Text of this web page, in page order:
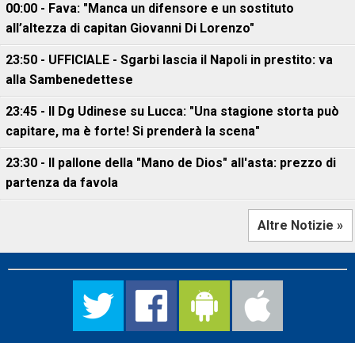
00:00 - Fava: "Manca un difensore e un sostituto
all’altezza di capitan Giovanni Di Lorenzo"
23:50 - UFFICIALE - Sgarbi lascia il Napoli in prestito: va
alla Sambenedettese
23:45 - Il Dg Udinese su Lucca: "Una stagione storta può
capitare, ma è forte! Si prenderà la scena"
23:30 - Il pallone della "Mano de Dios" all'asta: prezzo di
partenza da favola
Altre Notizie »